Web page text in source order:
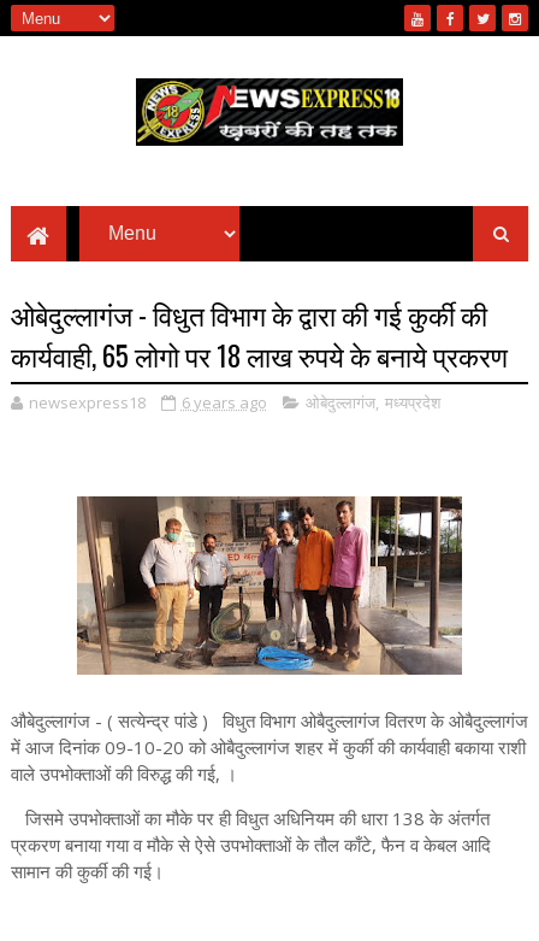
ओबेदुल्लागंज - विधुत विभाग के द्वारा की गई कुर्की की
कार्यवाही, 65 लोगो पर 18 लाख रुपये के बनाये प्रकरण
newsexpress18 6 years ago ओबेदुल्लागंज, मध्यप्रदेश
औबेदुल्लागंज - ( सत्येन्द्र पांडे ) विधुत विभाग ओबैदुल्लागंज वितरण के ओबैदुल्लागंज
में आज दिनांक 09-10-20 को ओबैदुल्लागंज शहर में कुर्की की कार्यवाही बकाया राशी
वाले उपभोक्ताओं की विरुद्ध की गई, ।
जिसमे उपभोक्ताओं का मौके पर ही विधुत अधिनियम की धारा 138 के अंतर्गत
प्रकरण बनाया गया व मौके से ऐसे उपभोक्ताओं के तौल काँटे, फैन व केबल आदि
सामान की कुर्की की गई।